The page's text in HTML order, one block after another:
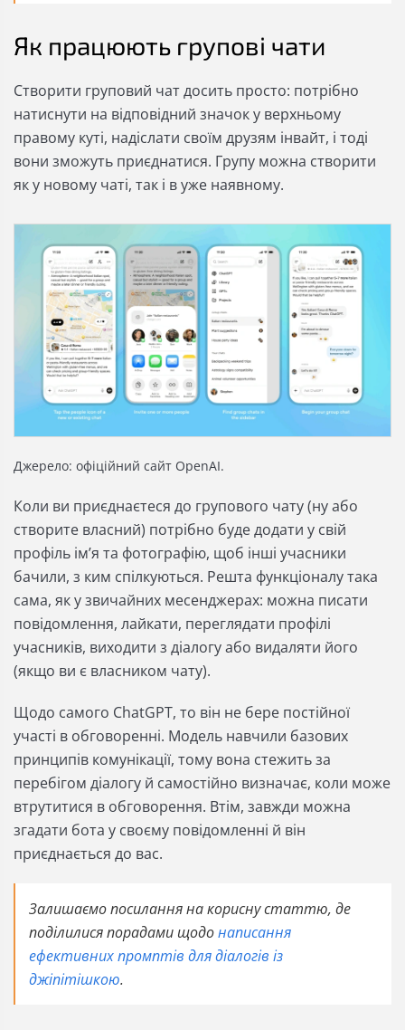
Як працюють групові чати
Створити груповий чат досить просто: потрібно
натиснути на відповідний значок у верхньому
правому куті, надіслати своїм друзям інвайт, і тоді
вони зможуть приєднатися. Групу можна створити
як у новому чаті, так і в уже наявному.
Джерело: офіційний сайт OpenAI.
Коли ви приєднаєтеся до групового чату (ну або
створите власний) потрібно буде додати у свій
профіль імʼя та фотографію, щоб інші учасники
бачили, з ким спілкуються. Решта функціоналу така
сама, як у звичайних месенджерах: можна писати
повідомлення, лайкати, переглядати профілі
учасників, виходити з діалогу або видаляти його
(якщо ви є власником чату).
Щодо самого ChatGPT, то він не бере постійної
участі в обговоренні. Модель навчили базових
принципів комунікації, тому вона стежить за
перебігом діалогу й самостійно визначає, коли може
втрутитися в обговорення. Втім, завжди можна
згадати бота у своєму повідомленні й він
приєднається до вас.
Залишаємо посилання на корисну статтю, де
поділилися порадами щодонаписання
ефективних промптів для діалогів із
джіпітішкою.